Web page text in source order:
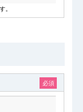
。
必須